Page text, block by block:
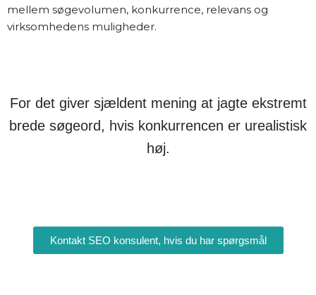
mellem søgevolumen, konkurrence, relevans og
virksomhedens muligheder.
For det giver sjældent mening at jagte ekstremt
brede søgeord, hvis konkurrencen er urealistisk
høj.
Kontakt SEO konsulent, hvis du har spørgsmål